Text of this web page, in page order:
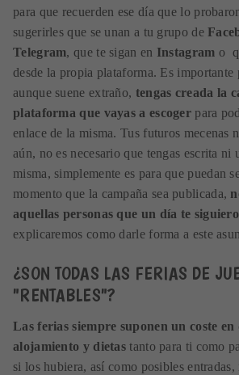
para que recuerden ese día que lo
sugerirles que se unan a tu grupo de
Telegram, que te sigan en Instagram o
desde la propia plataforma. Es importante
aunque suene extraño, tengas creada la
plataforma que vayas a escoger para
enlace de la misma. Tus futuros mecenas
aún, no es necesario que tengas escrita ni
misma, simplemente es para que puedan
momento que la campaña sea publicada,
aquellas personas que un día te
explicaremos como darle forma a este
¿SON TODAS LAS FERIAS DE
"RENTABLES"?
Las ferias siempre suponen un coste en
alojamiento y dietas tanto para ti como
si los hubiera, así como posibles entradas,